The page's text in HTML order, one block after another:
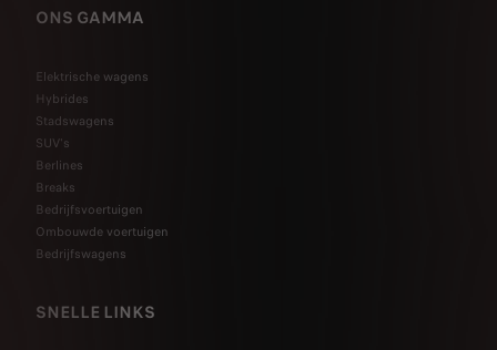
ONS GAMMA
Elektrische wagens
Hybrides
Stadswagens
SUV's
Berlines
Breaks
Bedrijfsvoertuigen
Ombouwde voertuigen
Bedrijfswagens
SNELLE LINKS